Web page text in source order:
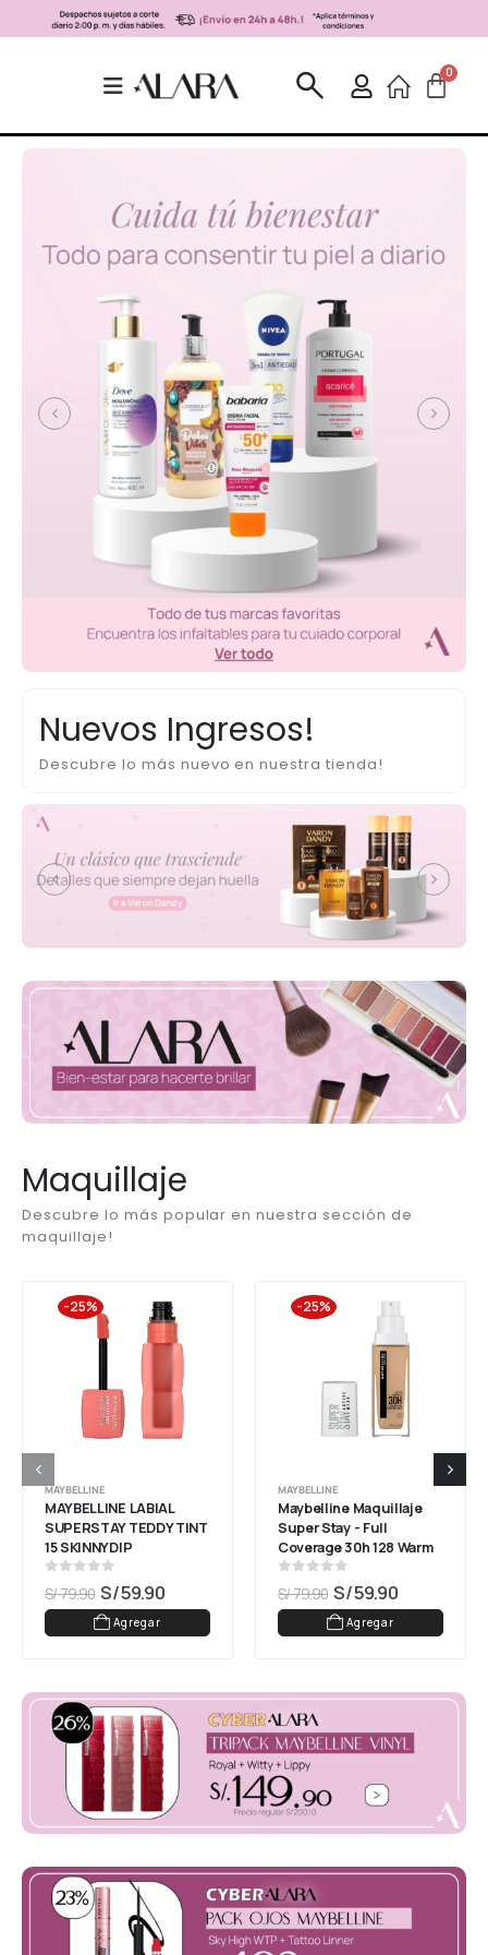
Nuevos Ingresos!
Descubre lo más nuevo en nuestra tienda!
Maquillaje
Descubre lo más popular en nuestra sección de
maquillaje!
-25%
MAYBELLINE
MAYBELLINE LABIAL
SUPERSTAY TEDDY TINT
15 SKINNYDIP
S/79.90 S/59.90
Agregar
-25%
MAYBELLINE
Maybelline Maquillaje
Super Stay - Full
Coverage 30h 128 Warm
Nude
S/79.90 S/59.90
Agregar